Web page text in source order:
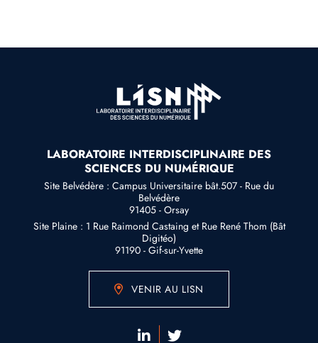
LABORATOIRE INTERDISCIPLINAIRE DES
SCIENCES DU NUMÉRIQUE
Site Belvédère : Campus Universitaire bât.507 - Rue du
Belvédère
91405 - Orsay
Site Plaine : 1 Rue Raimond Castaing et Rue René Thom (Bât
Digitéo)
91190 - Gif-sur-Yvette
VENIR AU LISN